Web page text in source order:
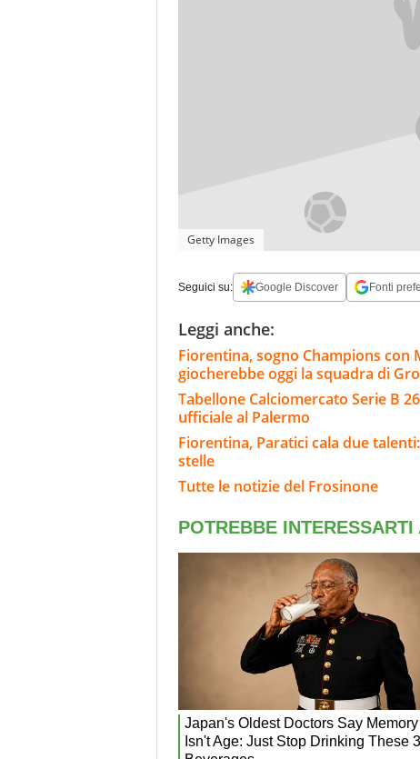
Getty Images
Seguici su: Google Discover Fonti
Leggi anche:
Fiorentina, sogno Champions con
giocherebbe oggi la squadra di
Tabellone Calciomercato Serie B
ufficiale al Palermo
Fiorentina, Paratici cala due
stelle
Tutte le notizie del Frosinone